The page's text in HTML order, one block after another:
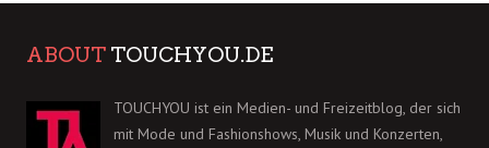
ABOUT TOUCHYOU.DE
TOUCHYOU ist ein Medien- und Freizeitblog, der sich
mit Mode und Fashionshows, Musik und Konzerten,